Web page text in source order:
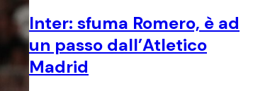
Inter: sfuma Romero, è ad
un passo dall’Atletico
Madrid